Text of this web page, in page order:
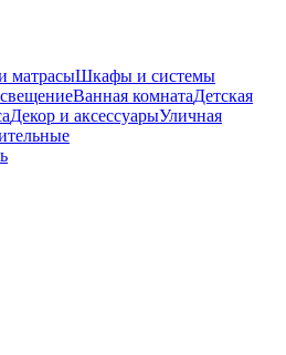
матрасыШкафы и системы
Ванная комнатаДетская
Декор и аксессуарыУличная